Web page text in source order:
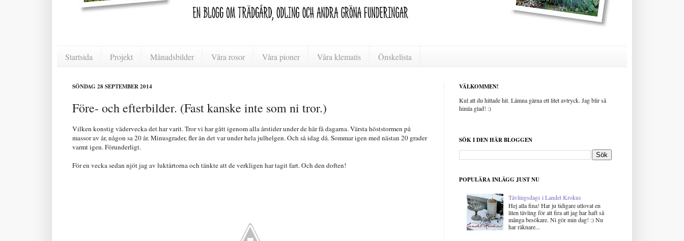
Startsida Projekt Månadsbilder Våra rosor Våra pioner Våra klematis Önskelista
SÖNDAG 28 SEPTEMBER 2014
Före- och efterbilder. (Fast kanske inte som ni tror.)
Vilken konstig vädervecka det har varit. Tror vi har gått igenom alla årstider under de här få dagarna. Värsta höststormen på
massor av år, någon sa 20 år. Minusgrader, fler än det var under hela julhelgen. Och så idag då. Sommar igen med nästan 20 grader
varmt igen. Förunderligt.
För en vecka sedan njöt jag av luktärtorna och tänkte att de verkligen har tagit fart. Och den doften!
VÄLKOMMEN!
Kul att du hittade hit. Lämna gärna ett litet avtryck. Jag blir så
himla glad! :)
SÖK I DEN HÄR BLOGGEN
POPULÄRA INLÄGG JUST NU
Tävlingsdags i Landet Krokus
Hej alla fina! Har ju tidigare utlovat en
liten tävling för att fira att jag har haft så
många besökare. Ni gör min dag! :) Nu
har räknare...